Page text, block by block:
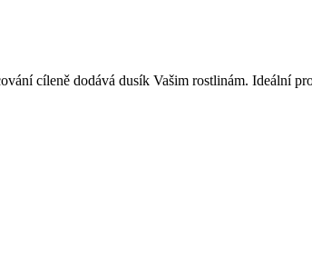
cíleně dodává dusík Vašim rostlinám. Ideální